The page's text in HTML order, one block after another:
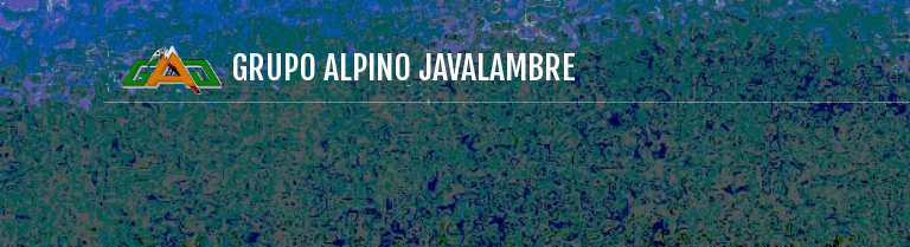
GRUPO ALPINO JAVALAMBRE